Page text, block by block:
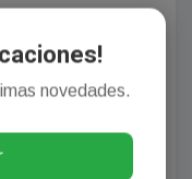
novedades.